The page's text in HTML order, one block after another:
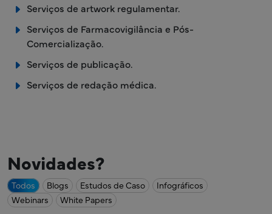
Serviços de artwork regulamentar.
Serviços de Farmacovigilância e Pós-
Comercialização.
Serviços de publicação.
Serviços de redação médica.
Novidades?
Todos Blogs Estudos de Caso
Infográficos
Webinars
White Papers